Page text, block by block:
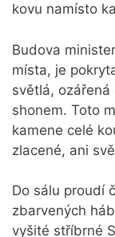
kovu namísto
Budova
místa, je
světlá,
shonem. Toto
kamene celé
zlacené, ani
Do sálu proudí
zbarvených
vyšité stříbrné